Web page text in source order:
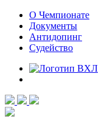
О Чемпионате
Документы
Антидопинг
Судейство